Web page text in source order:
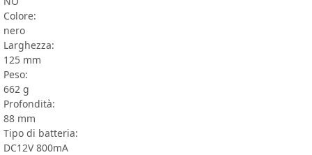
Colore:
nero
Larghezza:
125 mm
Peso:
662 g
Profondità:
88 mm
Tipo di batteria:
DC12V 800mA